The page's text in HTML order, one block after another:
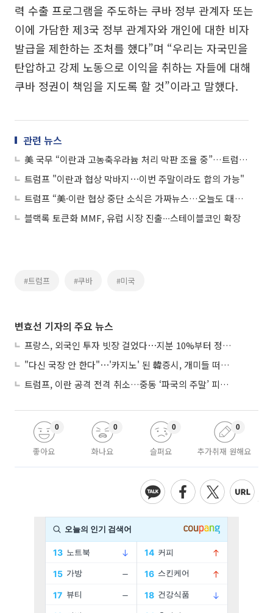
력 수출 프로그램을 주도하는 쿠바 정부 관계자 또는
이에 가담한 제3국 정부 관계자와 개인에 대한 비자
발급을 제한하는 조처를 했다”며 “우리는 자국민을
탄압하고 강제 노동으로 이익을 취하는 자들에 대해
쿠바 정권이 책임을 지도록 할 것”이라고 말했다.
관련 뉴스
美 국무 “이란과 고농축우라늄 처리 막판 조율 중”…트럼프, 내달 나토회의 참석할 듯
트럼프 "이란과 협상 막바지⋯이번 주말이라도 합의 가능"
트럼프 “美·이란 협상 중단 소식은 가짜뉴스…오늘도 대화했다”
블랙록 토큰화 MMF, 유럽 시장 진출∙∙∙스테이블코인 확장
#트럼프 #쿠바 #미국
변효선 기자의 주요 뉴스
프랑스, 외국인 투자 빗장 걸었다⋯지분 10%부터 정부가 승인
"다신 국장 안 한다"⋯'카지노' 된 韓증시, 개미들 떠난다
트럼프, 이란 공격 전격 취소…중동 ‘파국의 주말’ 피했다
좋아요
0
화나요
0
슬퍼요
0
추가취재 원해요
0